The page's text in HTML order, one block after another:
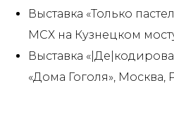
Выставка «Только
МСХ на Кузнецком
Выставка
«Дома Гоголя», Москва,